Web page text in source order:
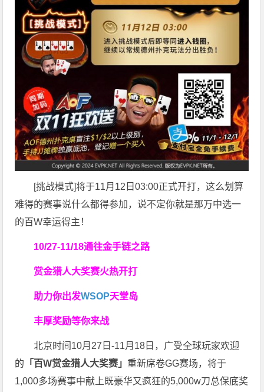
[挑战模式]将于11月12日03:00正式开打，这么划算
难得的赛事说什么都得参加，说不定你就是那万中选一
的百W幸运得主！
10/27-11/18通往金手链之路
赏金猎人大奖赛火热开打
助力你出发WSOP天堂岛
丰厚奖励等你来战
北京时间10月27日-11月18日，广受全球玩家欢迎
的 「百W赏金猎人大奖赛」 重新席卷GG赛场，将于
1,000多场赛事中献上既豪华又疯狂的5,000w刀总保底奖